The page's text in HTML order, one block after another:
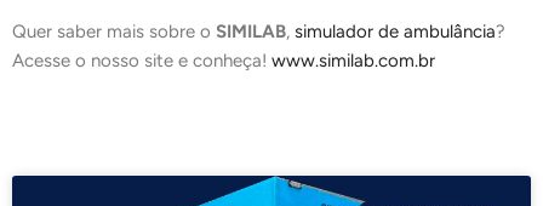
Quer saber mais sobre o SIMILAB, simulador de ambulância?
Acesse o nosso site e conheça! www.similab.com.br